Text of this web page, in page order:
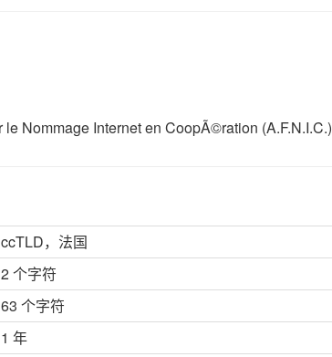
Nommage Internet en CoopÃ©ration (A.F.N.I.C.)
ccTLD，法国
2 个字符
63 个字符
1 年